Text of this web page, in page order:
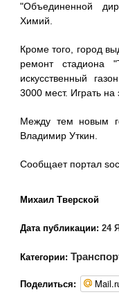
"Объединенной
Химий.
Кроме того, город
ремонт стадиона
искусственный
3000 мест. Играть на
Между тем новым
Владимир Уткин.
Сообщает портал
Михаил Тверской
Дата публикации: 24
Категории:
Поделиться: